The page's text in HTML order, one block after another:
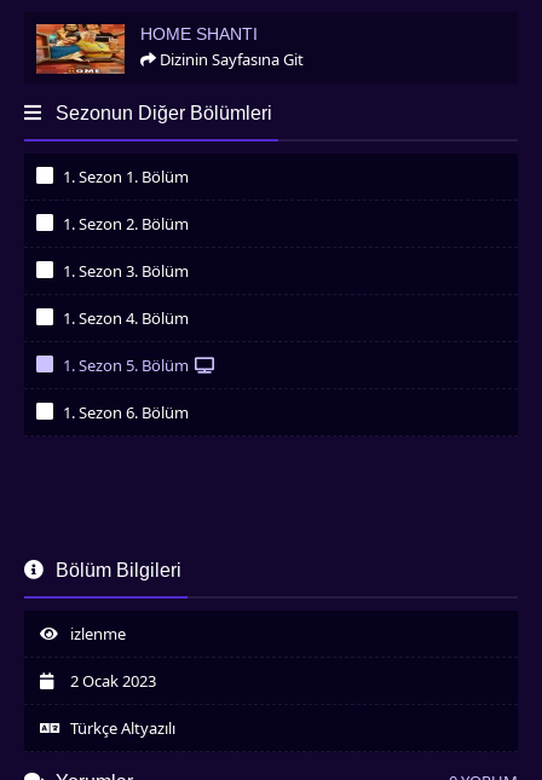
Home Shanti
HOME SHANTI
Dizinin Sayfasına Git
Sezonun Diğer Bölümleri
1. Sezon 1. Bölüm
1. Sezon 2. Bölüm
1. Sezon 3. Bölüm
1. Sezon 4. Bölüm
1. Sezon 5. Bölüm
1. Sezon 6. Bölüm
Bölüm Bilgileri
izlenme
2 Ocak 2023
Türkçe Altyazılı